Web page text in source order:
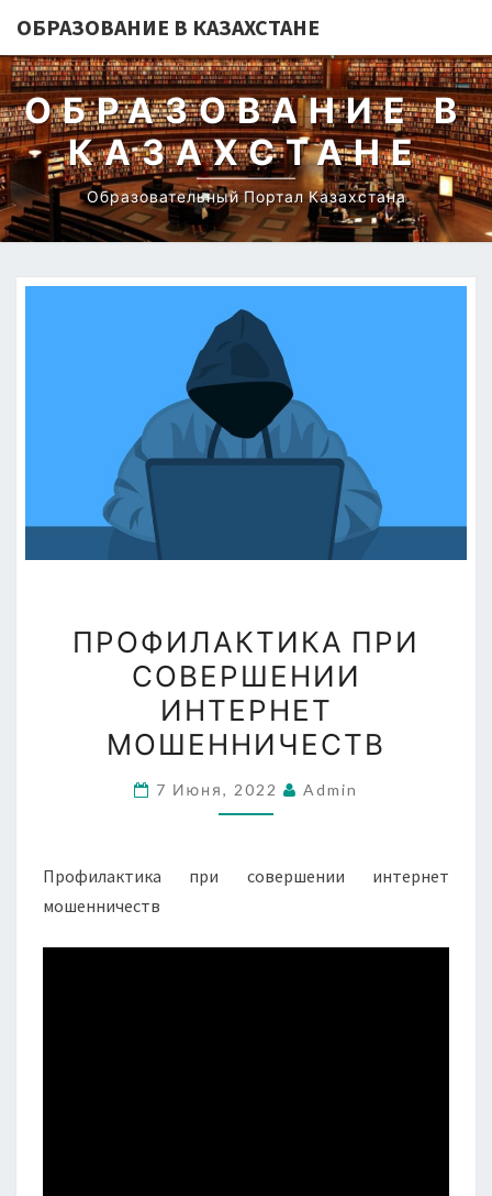
ОБРАЗОВАНИЕ В КАЗАХСТАНЕ
ОБРАЗОВАНИЕ В
КАЗАХСТАНЕ
Образовательный Портал Казахстана
ПРИ
СОВЕРШЕНИИ
ИНТЕРНЕТ
МОШЕННИЧЕСТВ
ПРОФИЛАКТИКА ПРИ
СОВЕРШЕНИИ
ИНТЕРНЕТ
МОШЕННИЧЕСТВ
7 Июня, 2022 Admin
Профилактика при совершении интернет
мошенничеств